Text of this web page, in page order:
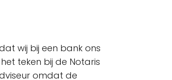
wij bij een bank ons
teken bij de Notaris
omdat de